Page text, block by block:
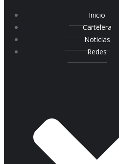
Inicio
Cartelera
Noticias
Redes